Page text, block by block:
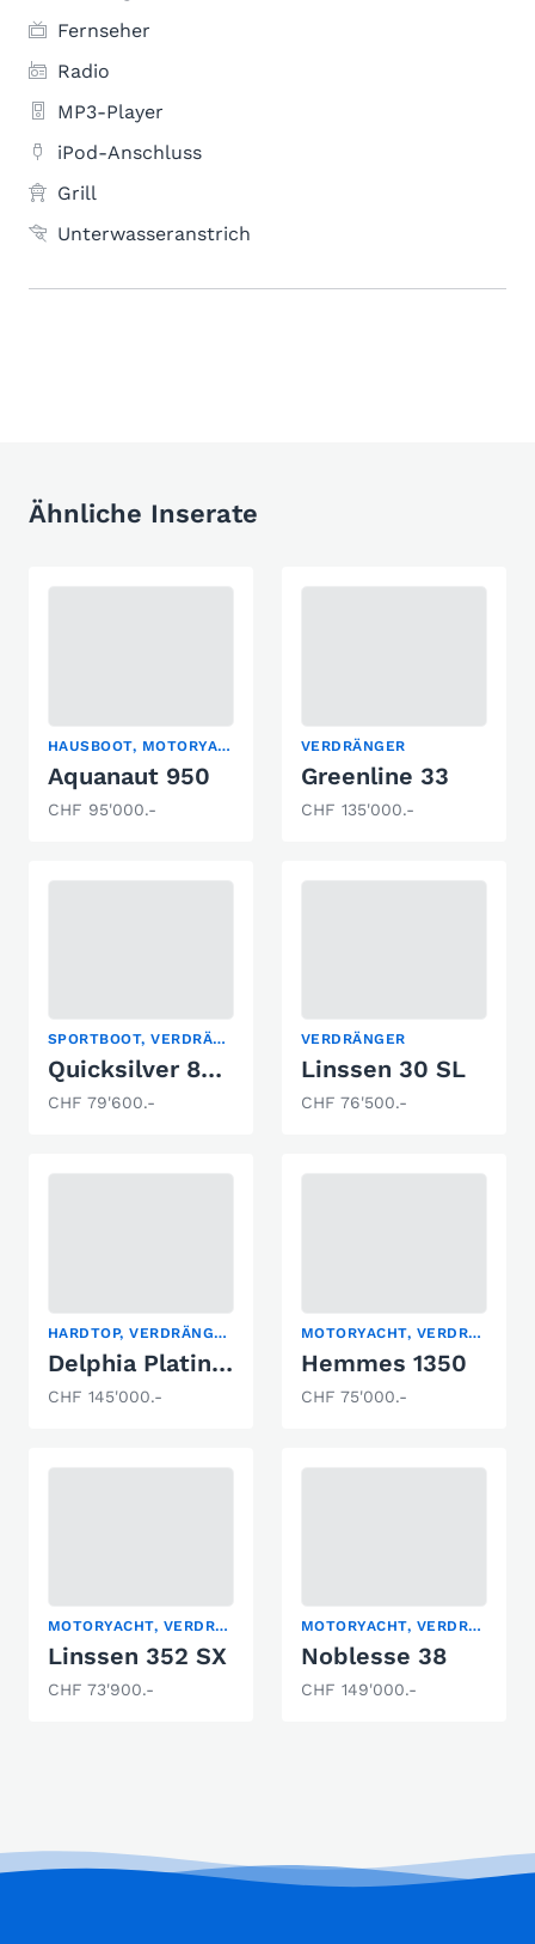
Fernseher
Radio
MP3-Player
iPod-Anschluss
Grill
Unterwasseranstrich
Ähnliche Inserate
HAUSBOOT, MOTORYACHT, VERDRÄNGER
Aquanaut 950
CHF 95'000.-
VERDRÄNGER
Greenline 33
CHF 135'000.-
SPORTBOOT, VERDRÄNGER
Quicksilver 805 Cruiser
CHF 79'600.-
VERDRÄNGER
Linssen 30 SL
CHF 76'500.-
HARDTOP, VERDRÄNGER
Delphia Platinum 989
CHF 145'000.-
MOTORYACHT, VERDRÄNGER, WOHNBOOT
Hemmes 1350
CHF 75'000.-
MOTORYACHT, VERDRÄNGER
Linssen 352 SX
CHF 73'900.-
MOTORYACHT, VERDRÄNGER
Noblesse 38
CHF 149'000.-